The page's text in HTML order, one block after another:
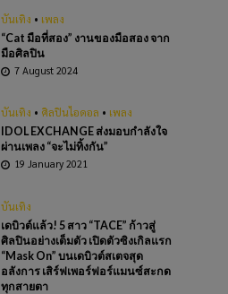
บันเทิง • เพลง
“Cat มือที่สอง” งานของมือสอง จาก
มือศิลปิน
7 August 2024
บันเทิง • ศิลปินไอดอล • เพลง
IDOL EXCHANGE ส่งมอบกำลังใจ
ผ่านเพลง “จะไม่ทิ้งกัน”
19 January 2021
บันเทิง
เดบิวต์แล้ว! 5 สาว “TACE” ก้าวสู่
ศิลปินอย่างเต็มตัว เปิดตัวซิงเกิลแรก
“Mask On” บนเดบิวต์สเตจสุด
อลังการ เสิร์ฟเพอร์ฟอร์แมนซ์สะกด
ทุกสายตา